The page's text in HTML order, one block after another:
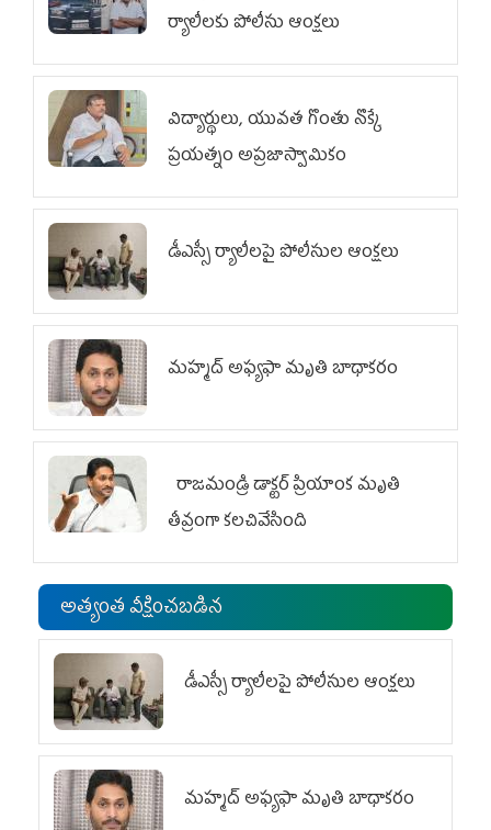
ర్యాలీలకు పోలీసు ఆంక్షలు
విద్యార్థులు, యువత గొంతు నొక్కే
ప్రయత్నం అప్రజాస్వామికం
డీఎస్సీ ర్యాలీలపై పోలీసుల ఆంక్షలు
మహ్మద్‌ అఫ్యఫా మృతి బాధాకరం
రాజమండ్రి డాక్టర్‌ ప్రియాంక మృతి
తీవ్రంగా కలచివేసింది
అత్యంత వీక్షించబడిన
డీఎస్సీ ర్యాలీలపై పోలీసుల ఆంక్షలు
మహ్మద్‌ అఫ్యఫా మృతి బాధాకరం